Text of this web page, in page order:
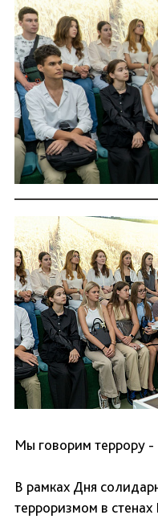
Мы говорим террору -
В рамках Дня
терроризмом в стенах